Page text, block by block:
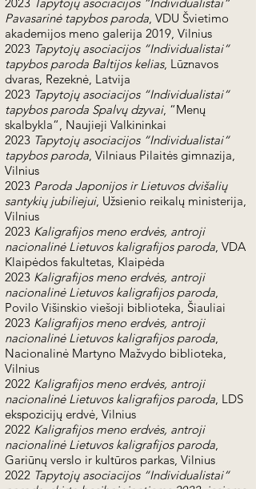
Pavasarinė tapybos paroda, VDU Švietimo
akademijos meno galerija 2019, Vilnius
2023 Tapytojų asociacijos “Individualistai“
tapybos paroda Baltijos kelias, Lūznavos
dvaras, Rezeknė, Latvija
2023 Tapytojų asociacijos “Individualistai“
tapybos paroda Spalvų dzyvai, “Menų
skalbykla“, Naujieji Valkininkai
2023 Tapytojų asociacijos “Individualistai“
tapybos paroda, Vilniaus Pilaitės gimnazija,
Vilnius
2023 Paroda Japonijos ir Lietuvos dvišalių
santykių jubiliejui, Užsienio reikalų ministerija,
Vilnius
2023 Kaligrafijos meno erdvės, antroji
nacionalinė Lietuvos kaligrafijos paroda, VDA
Klaipėdos fakultetas, Klaipėda
2023 Kaligrafijos meno erdvės, antroji
nacionalinė Lietuvos kaligrafijos paroda,
Povilo Višinskio viešoji biblioteka, Šiauliai
2023 Kaligrafijos meno erdvės, antroji
nacionalinė Lietuvos kaligrafijos paroda,
Nacionalinė Martyno Mažvydo biblioteka,
Vilnius
2022 Kaligrafijos meno erdvės, antroji
nacionalinė Lietuvos kaligrafijos paroda, LDS
ekspozicijų erdvė, Vilnius
2022 Kaligrafijos meno erdvės, antroji
nacionalinė Lietuvos kaligrafijos paroda,
Gariūnų verslo ir kultūros parkas, Vilnius
2022 Tapytojų asociacijos “Individualistai“